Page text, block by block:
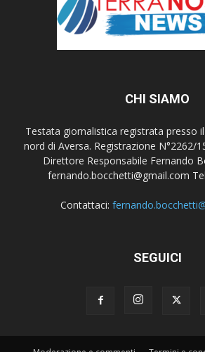
CHI SIAMO
Testata giornalistica registrata presso
nord di Aversa. Registrazione N°2262/
Direttore Responsabile Fernando
fernando.bocchetti@gmail.com
Contattaci:
SEGUICI